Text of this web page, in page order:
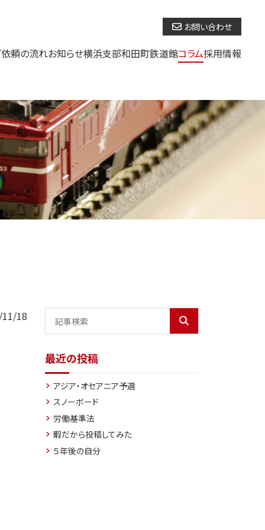
お問い合わせ
頼の流れお知らせ横浜支部和田町鉄道館コラム採用情報
11/18
最近の投稿
アジア・オセアニア予選
スノーボード
労働基準法
暇だから投稿してみた
５年後の自分